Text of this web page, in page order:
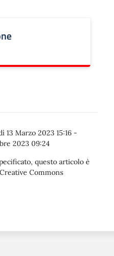
13 Marzo 2023 15:16 -
2023 09:24
questo articolo è
Commons